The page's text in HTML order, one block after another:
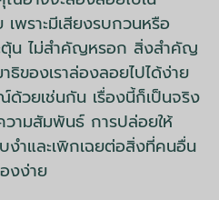
พราะมีเสียงรบกวนหรือ
ตุ้น ไม่สำคัญหรอก สิ่งสำคัญ
ธิของเราล่องลอยไปได้ง่าย
วยเช่นกัน เรื่องนี้ก็เป็นจริง
ามสัมพันธ์ การปล่อยให้
งำและเพิกเฉยต่อสิ่งที่คนอื่น
งง่าย